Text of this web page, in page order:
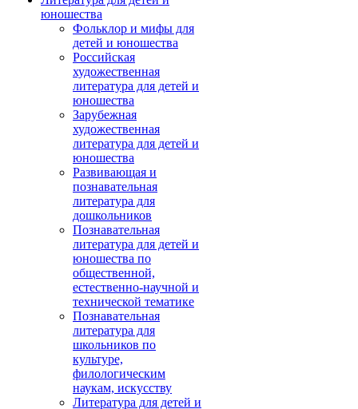
юношества
Фольклор и мифы для
детей и юношества
Российская
художественная
литература для детей и
юношества
Зарубежная
художественная
литература для детей и
юношества
Развивающая и
познавательная
литература для
дошкольников
Познавательная
литература для детей и
юношества по
общественной,
естественно-научной и
технической тематике
Познавательная
литература для
школьников по
культуре,
филологическим
наукам, искусству
Литература для детей и